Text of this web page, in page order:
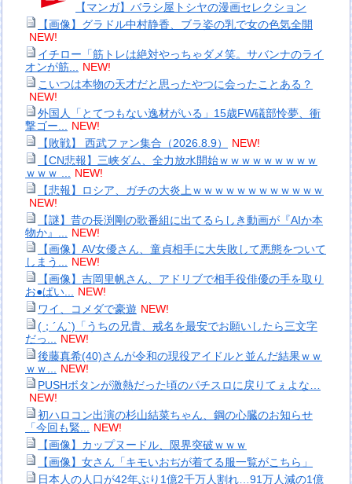
【マンガ】バラシ屋トシヤの漫画セレクション
【画像】グラドル中村静香、ブラ姿の乳で女の色気全開
NEW!
イチロー「筋トレは絶対やっちゃダメ笑。サバンナのライ
オンが筋...
NEW!
こいつは本物の天才だと思ったやつに会ったことある？
NEW!
外国人「とてつもない逸材がいる」15歳FW礒部怜夢、衝
撃ゴー... NEW!
【敗戦】 西武ファン集合（2026.8.9）
NEW!
【CN悲報】三峡ダム、全力放水開始ｗｗｗｗｗｗｗｗｗ
ｗｗｗ ...
NEW!
【悲報】ロシア、ガチの大炎上ｗｗｗｗｗｗｗｗｗｗｗｗ
NEW!
【謎】昔の長渕剛の歌番組に出てるらしき動画が『AIか本
物か』...
NEW!
【画像】AV女優さん、童貞相手に大失敗して悪態をついて
しまう... NEW!
【画像】吉岡里帆さん、アドリブで相手役俳優の手を取り
お●ぱい... NEW!
ワイ、コメダで豪遊 NEW!
(；´ん`)「うちの兄貴、戒名を最安でお願いしたら三文字
だっ...
NEW!
後藤真希(40)さんが令和の現役アイドルと並んだ結果ｗｗ
ｗｗ...
NEW!
PUSHボタンが激熱だった頃のパチスロに戻りてぇよな…
NEW!
初ハロコン出演の杉山結菜ちゃん、鋼の心臓のお知らせ
「今回も緊...
NEW!
【画像】カップヌードル、限界突破ｗｗｗ
【画像】女さん「キモいおぢが着てる服一覧がこちら」
日本人の人口が42年ぶり1億2千万人割れ…91万人減の1億